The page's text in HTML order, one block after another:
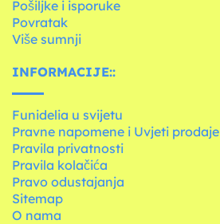
Pošiljke i isporuke
Povratak
Više sumnji
INFORMACIJE::
Funidelia u svijetu
Pravne napomene i Uvjeti prodaje
Pravila privatnosti
Pravila kolačića
Pravo odustajanja
Sitemap
O nama